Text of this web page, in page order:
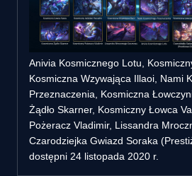
Anivia Kosmicznego Lotu,
Kosmiczna Wzywająca Illaoi, Nami
Przeznaczenia, Kosmiczna
Żądło Skarner, Kosmiczny Łowca
Pożeracz Vladimir, Lissandra
Czarodziejka Gwiazd Soraka
dostępni 24 listopada 2020 r.